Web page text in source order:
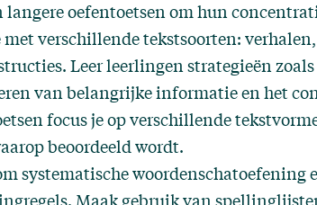
oefentoetsen om hun
met verschillende tekstsoorten:
Leer leerlingen strategieën zoals
van belangrijke informatie en het
focus je op verschillende
beoordeeld wordt.
systematische woordenschatoefening
Maak gebruik van